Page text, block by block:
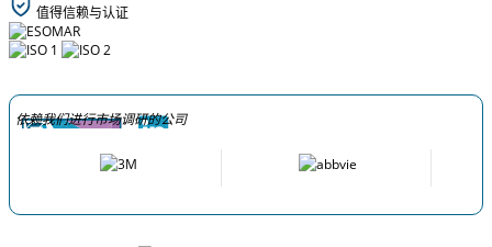
值得信赖与认证
依赖我们进行市场调研的公司